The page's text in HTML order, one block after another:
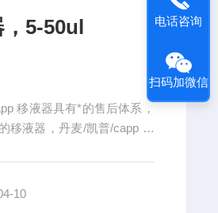
5-50ul
移液器具有*的售后体系，
移液器，丹麦/凯普/capp 移
10
电话咨询
扫码加微信